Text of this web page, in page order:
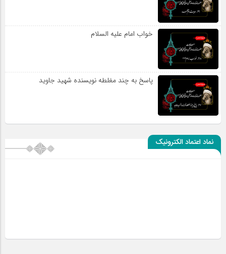
خواب امام علیه السلام
پاسخ به چند مغلطه نویسنده شهید جاوید
نماد اعتماد الکترونیک